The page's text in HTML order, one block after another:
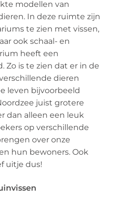
modellen van
In deze ruimte zijn
te zien met vissen,
ook schaal- en
heeft een
Zo is te zien dat er in de
dieren
leven bijvoorbeeld
juist grotere
dan alleen een leuk
op verschillende
over onze
hun bewoners. Ook
uitje dus!